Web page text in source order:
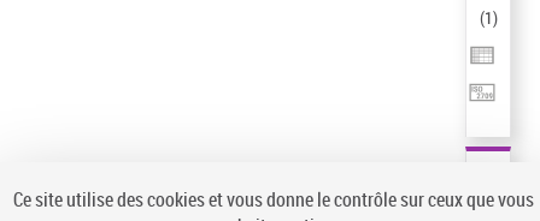
(1)
Ce site utilise des cookies et vous donne le contrôle sur ceux que vous